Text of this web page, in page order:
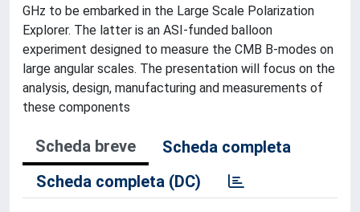
GHz to be embarked in the Large Scale Polarization
Explorer. The latter is an ASI-funded balloon
experiment designed to measure the CMB B-modes on
large angular scales. The presentation will focus on the
analysis, design, manufacturing and measurements of
these components
Scheda breve
Scheda completa
Scheda completa (DC)